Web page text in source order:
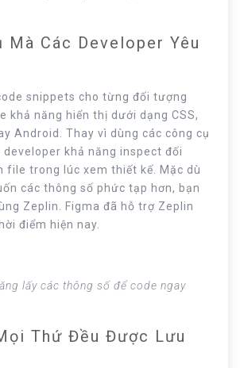
Mà Các Developer Yêu
snippets cho từng đối tượng
khả năng hiển thị dưới dạng CSS,
Android. Thay vì dùng các công cụ
developer khả năng inspect đối
file trong lúc xem thiết kế. Mặc dù
các thông số phức tạp hơn, bạn
Zeplin. Figma đã hỗ trợ Zeplin
điểm hiện nay.
lấy các thông số để code ngay
Thứ Đều Được Lưu